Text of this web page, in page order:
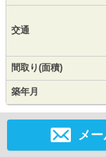
交通
間取り(面積)
築年月
メ